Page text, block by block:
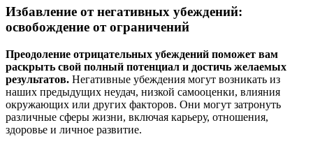
Избавление от негативных убеждений:
освобождение от ограничений
Преодоление отрицательных убеждений поможет вам
раскрыть свой полный потенциал и достичь желаемых
результатов. Негативные убеждения могут возникать из
наших предыдущих неудач, низкой самооценки, влияния
окружающих или других факторов. Они могут затронуть
различные сферы жизни, включая карьеру, отношения,
здоровье и личное развитие.